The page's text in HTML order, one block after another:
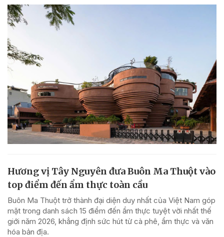
Hương vị Tây Nguyên đưa Buôn Ma Thuột vào
top điểm đến ẩm thực toàn cầu
Buôn Ma Thuột trở thành đại diện duy nhất của Việt Nam góp
mặt trong danh sách 15 điểm đến ẩm thực tuyệt vời nhất thế
giới năm 2026, khẳng định sức hút từ cà phê, ẩm thực và văn
hóa bản địa.